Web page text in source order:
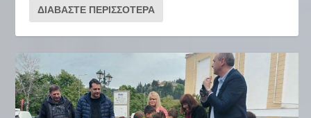
ΔΙΑΒΆΣΤΕ ΠΕΡΙΣΣΌΤΕΡΑ